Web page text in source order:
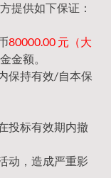
提供如下保证：
80000.00 元（大
金额。
保持有效/自本保
投标有效期内撤
动，造成严重影